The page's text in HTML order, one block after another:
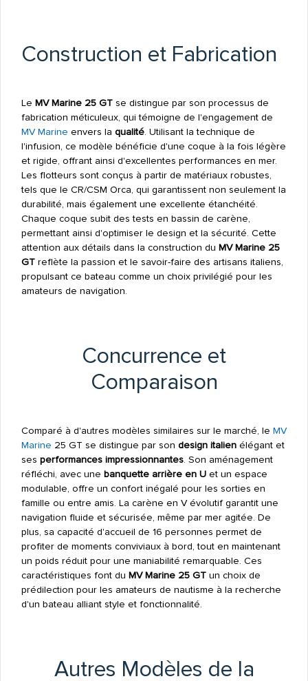
Construction et Fabrication
Le MV Marine 25 GTse distingue par son processus de
fabrication méticuleux, qui témoigne de l'engagement de
MV Marine envers la qualité. Utilisant la technique de
l'infusion, ce modèle bénéficie d'une coque à la fois légère
et rigide, offrant ainsi d'excellentes performances en mer.
Les flotteurs sont conçus à partir de matériaux robustes,
tels que le CR/CSM Orca, qui garantissent non seulement la
durabilité, mais également une excellente étanchéité.
Chaque coque subit des tests en bassin de carène,
permettant ainsi d'optimiser le design et la sécurité. Cette
attention aux détails dans la construction du MV Marine 25
GTreflète la passion et le savoir-faire des artisans italiens,
propulsant ce bateau comme un choix privilégié pour les
amateurs de navigation.
Concurrence et
Comparaison
Comparé à d'autres modèles similaires sur le marché, le MV
Marine 25 GT se distingue par son design italienélégant et
ses performances impressionnantes. Son aménagement
réfléchi, avec une banquette arrière en Uet un espace
modulable, offre un confort inégalé pour les sorties en
famille ou entre amis. La carène en V évolutif garantit une
navigation fluide et sécurisée, même par mer agitée. De
plus, sa capacité d'accueil de 16 personnes permet de
profiter de moments conviviaux à bord, tout en maintenant
un poids réduit pour une maniabilité remarquable. Ces
caractéristiques font du MV Marine 25 GTun choix de
prédilection pour les amateurs de nautisme à la recherche
d'un bateau alliant style et fonctionnalité.
Autres Modèles de la